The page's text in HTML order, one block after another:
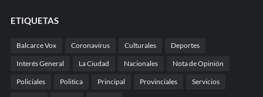
ETIQUETAS
Balcarce Vox Coronavirus Culturales Deportes
Interés General La Ciudad Nacionales Nota de Opinión
Policiales Politica Principal Provinciales Servicios